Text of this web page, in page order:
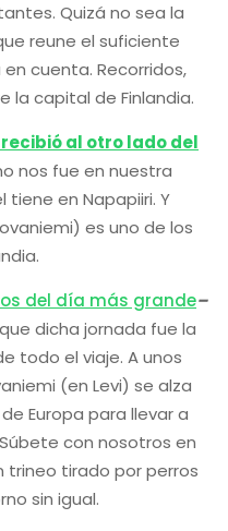
Quizá no sea la
reune el suficiente
cuenta. Recorridos,
la capital de Finlandia.
al otro lado del
nos fue en nuestra
tiene en Napapiiri. Y
es uno de los
del día más grande–
dicha jornada fue la
todo el viaje. A unos
(en Levi) se alza
Europa para llevar a
con nosotros en
tirado por perros
sin igual.